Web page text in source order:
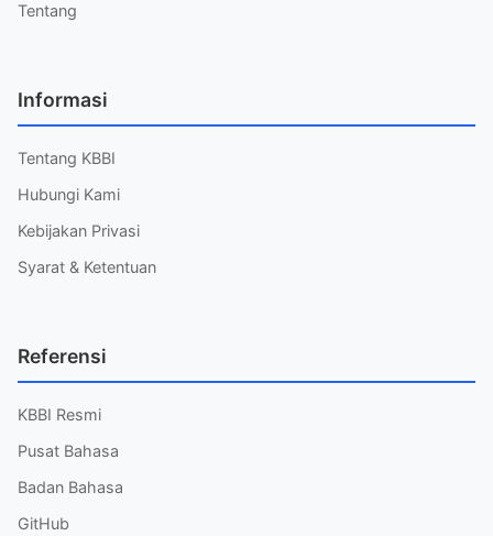
Tentang
Informasi
Tentang KBBI
Hubungi Kami
Kebijakan Privasi
Syarat & Ketentuan
Referensi
KBBI Resmi
Pusat Bahasa
Badan Bahasa
GitHub